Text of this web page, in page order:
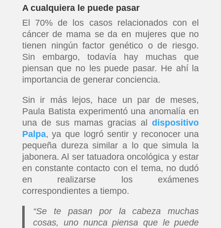
A cualquiera le puede pasar
El 70% de los casos relacionados con el
cáncer de mama se da en mujeres que no
tienen ningún factor genético o de riesgo.
Sin embargo, todavía hay muchas que
piensan que no les puede pasar. He ahí la
importancia de generar conciencia.
Sin ir más lejos, hace un par de meses,
Paula Batista experimentó una anomalía en
una de sus mamas gracias aldispositivo
Palpa, ya que logró sentir y reconocer una
pequeña dureza similar a lo que simula la
jabonera. Al ser tatuadora oncológica y estar
en constante contacto con el tema, no dudó
en realizarse los exámenes
correspondientes a tiempo.
“Se te pasan por la cabeza muchas
cosas, uno nunca piensa que le puede